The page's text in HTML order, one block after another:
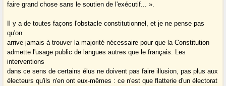
faire grand chose sans le soutien de l'exécutif... ».
Il y a de toutes façons l'obstacle constitutionnel, et je ne pense pas
qu'on
arrive jamais à trouver la majorité nécessaire pour que la Constitution
admette l'usage public de langues autres que le français. Les
interventions
dans ce sens de certains élus ne doivent pas faire illusion, pas plus aux
électeurs qu'ils n'en ont eux-mêmes : ce n'est que flatterie d'un électorat